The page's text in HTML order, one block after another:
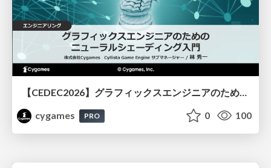
【CEDEC2026】グラフィックスエンジニアのためのニューラルシェーディング入門
cygames
PRO 0 100